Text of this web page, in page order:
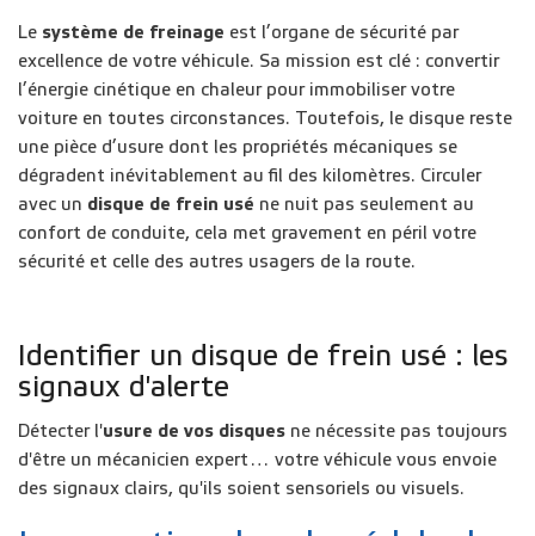
Le système de freinage est l’organe de sécurité par
excellence de votre véhicule. Sa mission est clé : convertir
l’énergie cinétique en chaleur pour immobiliser votre
voiture en toutes circonstances. Toutefois, le disque reste
une pièce d’usure dont les propriétés mécaniques se
dégradent inévitablement au fil des kilomètres. Circuler
avec un disque de frein usé ne nuit pas seulement au
confort de conduite, cela met gravement en péril votre
sécurité et celle des autres usagers de la route.
Identifier un disque de frein usé : les
signaux d'alerte
Détecter l'usure de vos disques ne nécessite pas toujours
d'être un mécanicien expert… votre véhicule vous envoie
des signaux clairs, qu'ils soient sensoriels ou visuels.